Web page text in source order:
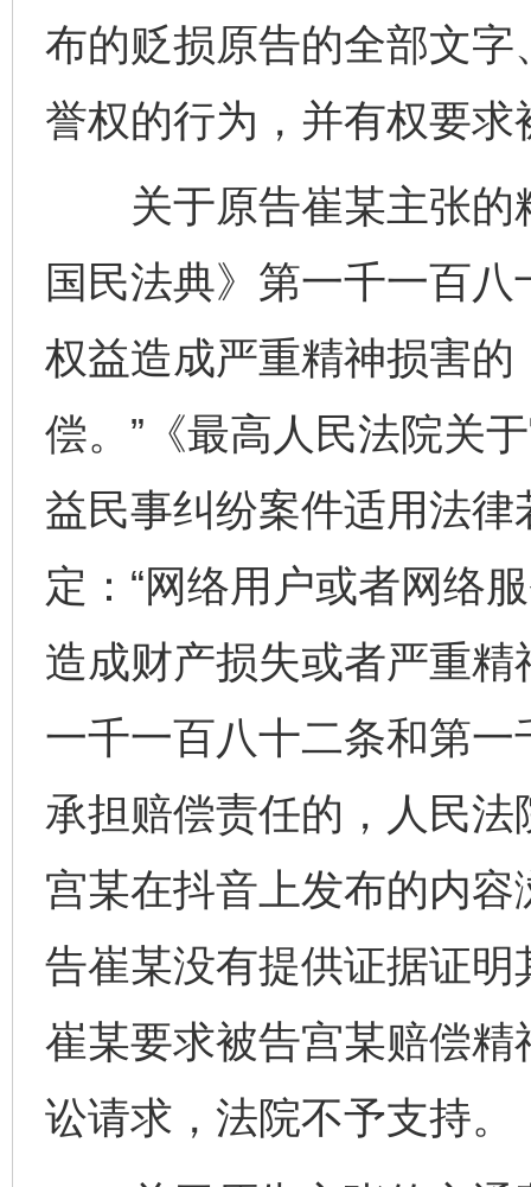
布的贬损原告的全部文
誉权的行为，并有权要
关于原告崔某主张的
国民法典》第一千一百
权益造成严重精神损害
偿。”《最高人民法院关
益民事纠纷案件适用法
定：“网络用户或者网络
造成财产损失或者严重
一千一百八十二条和第
承担赔偿责任的，人民法
宫某在抖音上发布的内
告崔某没有提供证据证
崔某要求被告宫某赔偿
讼请求，法院不予支持。